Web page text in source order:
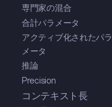
専門家の混合
合計パラメータ
アクティブ化されたパラ
メータ
推論
Precision
コンテキスト長